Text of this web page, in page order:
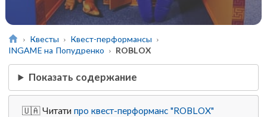
Квесты
Квест-перформансы
INGAME на Попудренко
ROBLOX
Показать содержание
🇺🇦 Читатипро квест-перформанс "ROBLOX"